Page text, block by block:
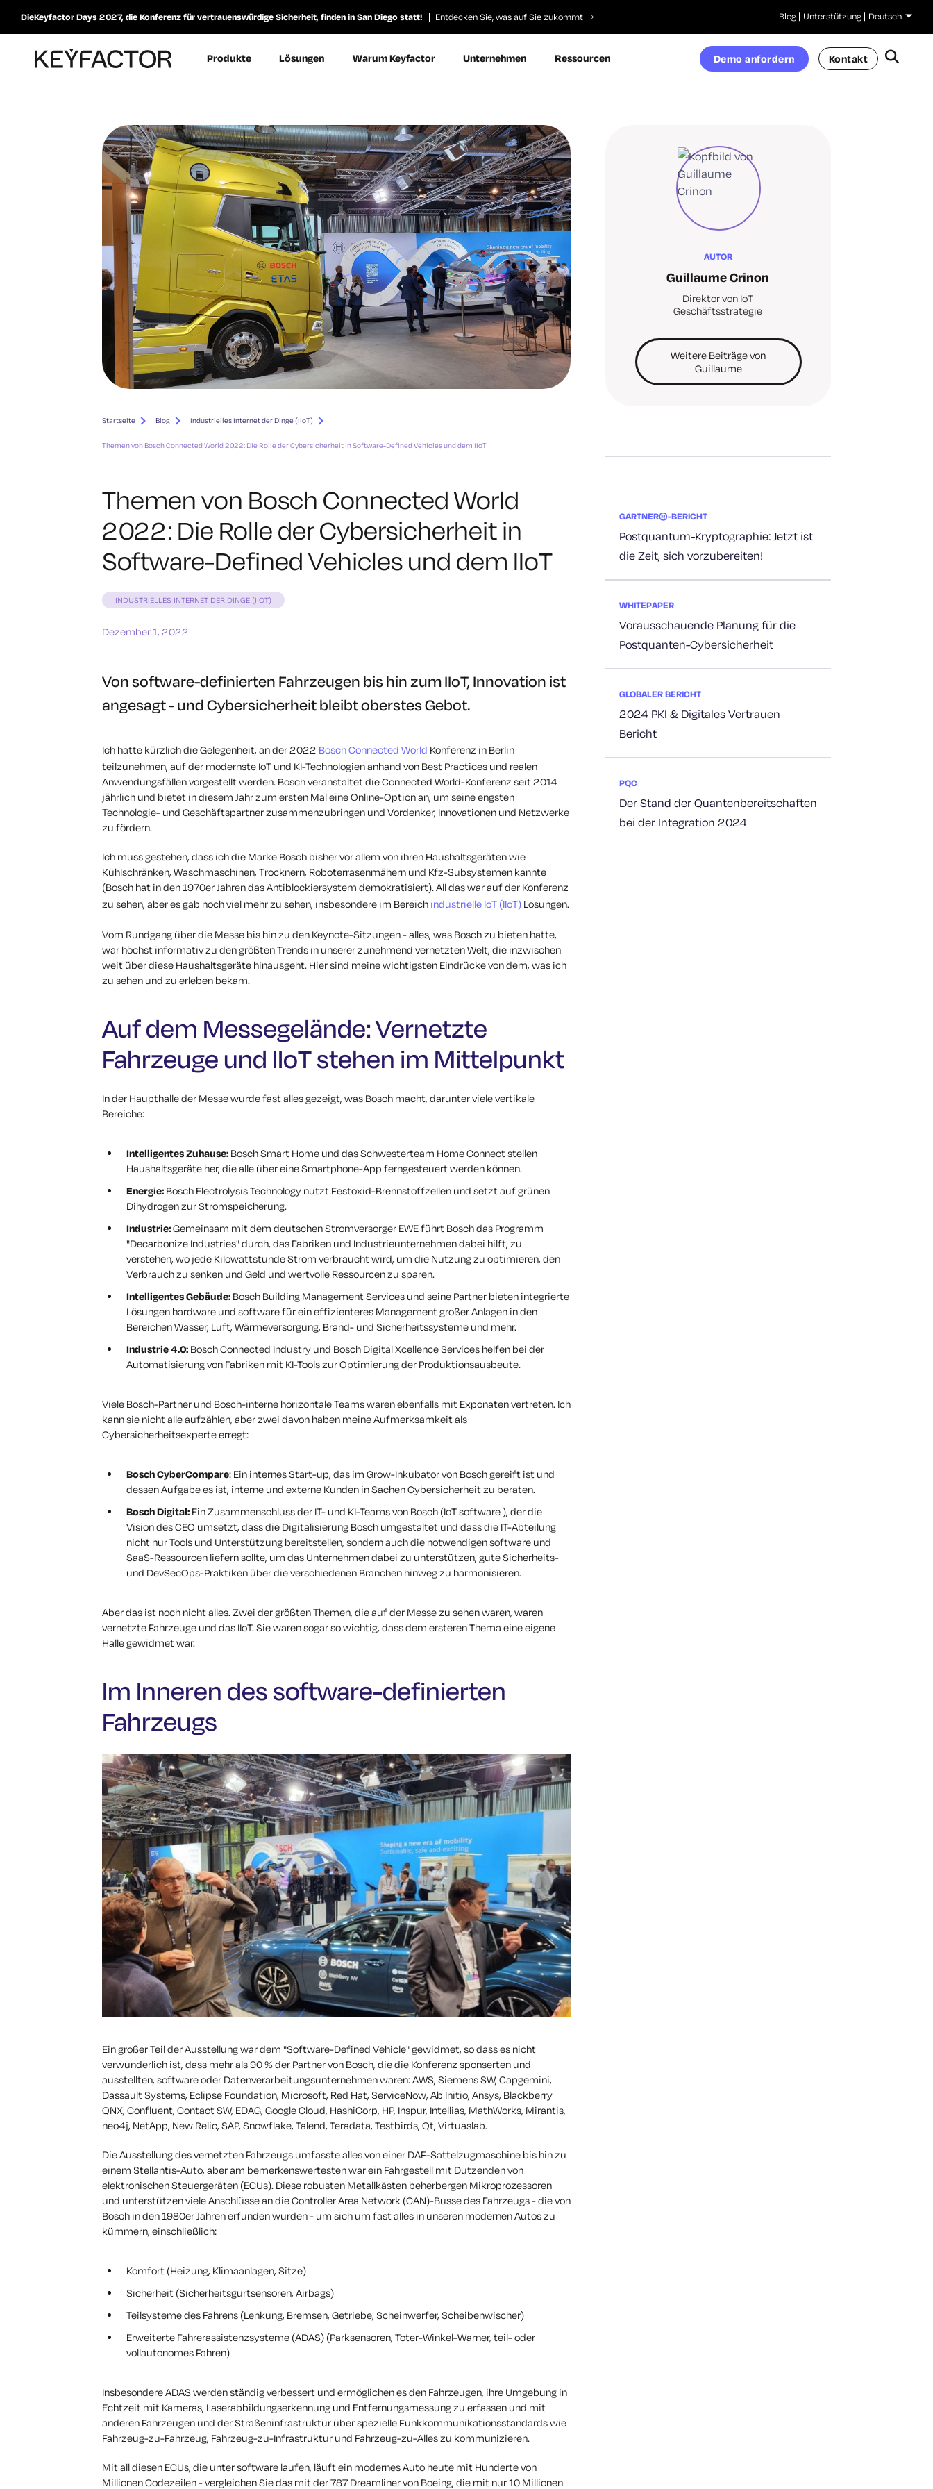
DieKeyfactor Days 2027, die Konferenz für vertrauenswürdige Sicherheit, finden in San Diego statt! Entdecken Sie, was auf Sie zukommt Blog Unterstützung Deutsch
Produkte Lösungen Warum Keyfactor Unternehmen Ressourcen Demo anfordern Kontakt
Startseite Blog Industrielles Internet der Dinge (IIoT)
Themen von Bosch Connected World 2022: Die Rolle der Cybersicherheit in Software-Defined Vehicles und dem IIoT
Themen von Bosch Connected World
2022: Die Rolle der Cybersicherheit in
Software-Defined Vehicles und dem IIoT
INDUSTRIELLES INTERNET DER DINGE (IIOT)
Dezember 1, 2022
Von software-definierten Fahrzeugen bis hin zum IIoT, Innovation ist
angesagt - und Cybersicherheit bleibt oberstes Gebot.
Ich hatte kürzlich die Gelegenheit, an der 2022 Bosch Connected World Konferenz in Berlin
teilzunehmen, auf der modernste IoT und KI-Technologien anhand von Best Practices und realen
Anwendungsfällen vorgestellt werden. Bosch veranstaltet die Connected World-Konferenz seit 2014
jährlich und bietet in diesem Jahr zum ersten Mal eine Online-Option an, um seine engsten
Technologie- und Geschäftspartner zusammenzubringen und Vordenker, Innovationen und Netzwerke
zu fördern.
Ich muss gestehen, dass ich die Marke Bosch bisher vor allem von ihren Haushaltsgeräten wie
Kühlschränken, Waschmaschinen, Trocknern, Roboterrasenmähern und Kfz-Subsystemen kannte
(Bosch hat in den 1970er Jahren das Antiblockiersystem demokratisiert). All das war auf der Konferenz
zu sehen, aber es gab noch viel mehr zu sehen, insbesondere im Bereich industrielle IoT (IIoT) Lösungen.
Vom Rundgang über die Messe bis hin zu den Keynote-Sitzungen - alles, was Bosch zu bieten hatte,
war höchst informativ zu den größten Trends in unserer zunehmend vernetzten Welt, die inzwischen
weit über diese Haushaltsgeräte hinausgeht. Hier sind meine wichtigsten Eindrücke von dem, was ich
zu sehen und zu erleben bekam.
Auf dem Messegelände: Vernetzte
Fahrzeuge und IIoT stehen im Mittelpunkt
In der Haupthalle der Messe wurde fast alles gezeigt, was Bosch macht, darunter viele vertikale
Bereiche:
Intelligentes Zuhause: Bosch Smart Home und das Schwesterteam Home Connect stellen
Haushaltsgeräte her, die alle über eine Smartphone-App ferngesteuert werden können.
Energie: Bosch Electrolysis Technology nutzt Festoxid-Brennstoffzellen und setzt auf grünen
Dihydrogen zur Stromspeicherung.
Industrie:Gemeinsam mit dem deutschen Stromversorger EWE führt Bosch das Programm
"Decarbonize Industries" durch, das Fabriken und Industrieunternehmen dabei hilft, zu
verstehen, wo jede Kilowattstunde Strom verbraucht wird, um die Nutzung zu optimieren, den
Verbrauch zu senken und Geld und wertvolle Ressourcen zu sparen.
Intelligentes Gebäude: Bosch Building Management Services und seine Partner bieten integrierte
Lösungen hardware und software für ein effizienteres Management großer Anlagen in den
Bereichen Wasser, Luft, Wärmeversorgung, Brand- und Sicherheitssysteme und mehr.
Industrie 4.0: Bosch Connected Industry und Bosch Digital Xcellence Services helfen bei der
Automatisierung von Fabriken mit KI-Tools zur Optimierung der Produktionsausbeute.
Viele Bosch-Partner und Bosch-interne horizontale Teams waren ebenfalls mit Exponaten vertreten. Ich
kann sie nicht alle aufzählen, aber zwei davon haben meine Aufmerksamkeit als
Cybersicherheitsexperte erregt:
Bosch CyberCompare: Ein internes Start-up, das im Grow-Inkubator von Bosch gereift ist und
dessen Aufgabe es ist, interne und externe Kunden in Sachen Cybersicherheit zu beraten.
Bosch Digital: Ein Zusammenschluss der IT- und KI-Teams von Bosch (IoT software ), der die
Vision des CEO umsetzt, dass die Digitalisierung Bosch umgestaltet und dass die IT-Abteilung
nicht nur Tools und Unterstützung bereitstellen, sondern auch die notwendigen software und
SaaS-Ressourcen liefern sollte, um das Unternehmen dabei zu unterstützen, gute Sicherheits-
und DevSecOps-Praktiken über die verschiedenen Branchen hinweg zu harmonisieren.
Aber das ist noch nicht alles. Zwei der größten Themen, die auf der Messe zu sehen waren, waren
vernetzte Fahrzeuge und das IIoT. Sie waren sogar so wichtig, dass dem ersteren Thema eine eigene
Halle gewidmet war.
Im Inneren des software-definierten
Fahrzeugs
Ein großer Teil der Ausstellung war dem "Software-Defined Vehicle" gewidmet, so dass es nicht
verwunderlich ist, dass mehr als 90 % der Partner von Bosch, die die Konferenz sponserten und
ausstellten, software oder Datenverarbeitungsunternehmen waren: AWS, Siemens SW, Capgemini,
Dassault Systems, Eclipse Foundation, Microsoft, Red Hat, ServiceNow, Ab Initio, Ansys, Blackberry
QNX, Confluent, Contact SW, EDAG, Google Cloud, HashiCorp, HP, Inspur, Intellias, MathWorks, Mirantis,
neo4j, NetApp, New Relic, SAP, Snowflake, Talend, Teradata, Testbirds, Qt, Virtuaslab.
Die Ausstellung des vernetzten Fahrzeugs umfasste alles von einer DAF-Sattelzugmaschine bis hin zu
einem Stellantis-Auto, aber am bemerkenswertesten war ein Fahrgestell mit Dutzenden von
elektronischen Steuergeräten (ECUs). Diese robusten Metallkästen beherbergen Mikroprozessoren
und unterstützen viele Anschlüsse an die Controller Area Network (CAN)-Busse des Fahrzeugs - die von
Bosch in den 1980er Jahren erfunden wurden - um sich um fast alles in unseren modernen Autos zu
kümmern, einschließlich:
Komfort (Heizung, Klimaanlagen, Sitze)
Sicherheit (Sicherheitsgurtsensoren, Airbags)
Teilsysteme des Fahrens (Lenkung, Bremsen, Getriebe, Scheinwerfer, Scheibenwischer)
Erweiterte Fahrerassistenzsysteme (ADAS) (Parksensoren, Toter-Winkel-Warner, teil- oder
vollautonomes Fahren)
Insbesondere ADAS werden ständig verbessert und ermöglichen es den Fahrzeugen, ihre Umgebung in
Echtzeit mit Kameras, Laserabbildungserkennung und Entfernungsmessung zu erfassen und mit
anderen Fahrzeugen und der Straßeninfrastruktur über spezielle Funkkommunikationsstandards wie
Fahrzeug-zu-Fahrzeug, Fahrzeug-zu-Infrastruktur und Fahrzeug-zu-Alles zu kommunizieren.
Mit all diesen ECUs, die unter software laufen, läuft ein modernes Auto heute mit Hunderte von
MillionenCodezeilen - vergleichen Sie das mit der 787 Dreamliner von Boeing, die mit nur 10 Millionen
AUTOR
Guillaume Crinon
Direktor von IoT
Geschäftsstrategie
Weitere Beiträge von
Guillaume
GARTNER®-BERICHT
Postquantum-Kryptographie: Jetzt ist
die Zeit, sich vorzubereiten!
WHITEPAPER
Vorausschauende Planung für die
Postquanten-Cybersicherheit
GLOBALER BERICHT
2024 PKI & Digitales Vertrauen
Bericht
PQC
Der Stand der Quantenbereitschaften
bei der Integration 2024